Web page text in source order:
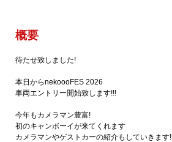
概要
待たせ致しました!
本日からnekoooFES 2026
車両エントリー開始致します!!!
今年もカメラマン豊富!
初のキャンボーイが来てくれます
カメラマンやゲストカーの紹介もしていきます!